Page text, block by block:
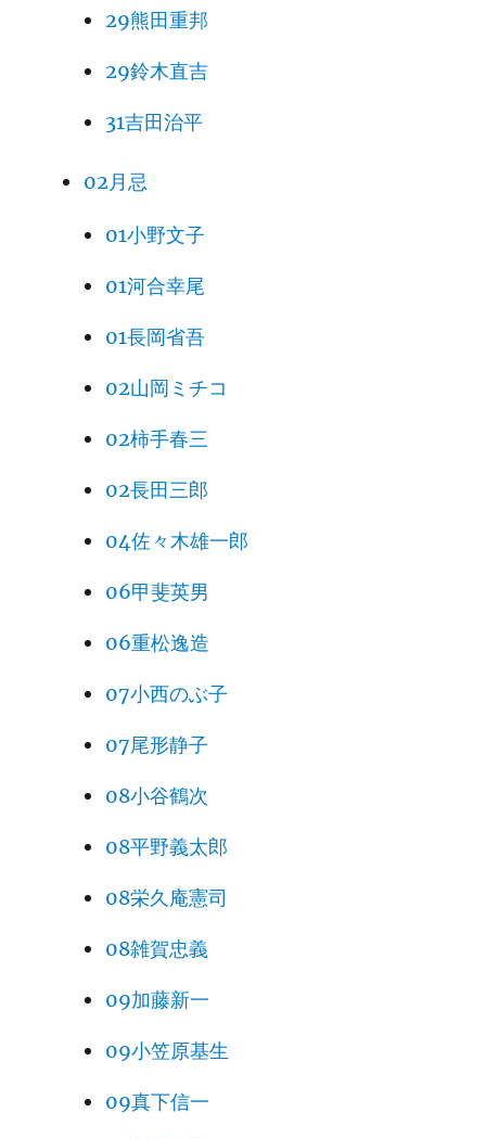
29熊田重邦
29鈴木直吉
31吉田治平
02月忌
01小野文子
01河合幸尾
01長岡省吾
02山岡ミチコ
02柿手春三
02長田三郎
04佐々木雄一郎
06甲斐英男
06重松逸造
07小西のぶ子
07尾形静子
08小谷鶴次
08平野義太郎
08栄久庵憲司
08雑賀忠義
09加藤新一
09小笠原基生
09真下信一